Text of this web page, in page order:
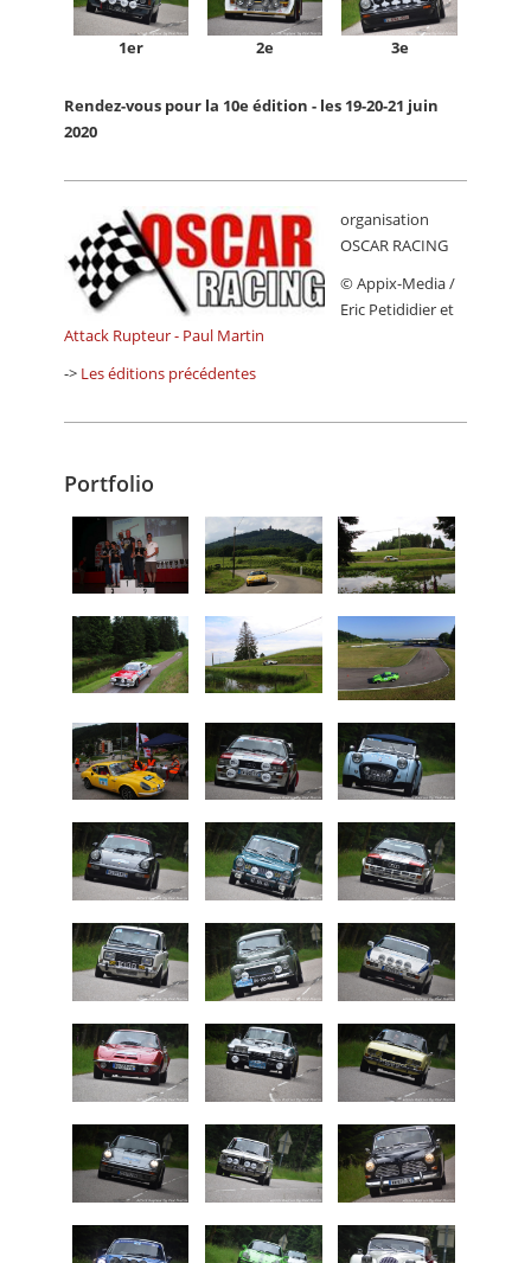
1er 2e 3e
Rendez-vous pour la 10e édition - les 19-20-21 juin
2020
organisation
OSCAR RACING
© Appix-Media /
Eric Petididier et
Attack Rupteur - Paul Martin
-> Les éditions précédentes
Portfolio